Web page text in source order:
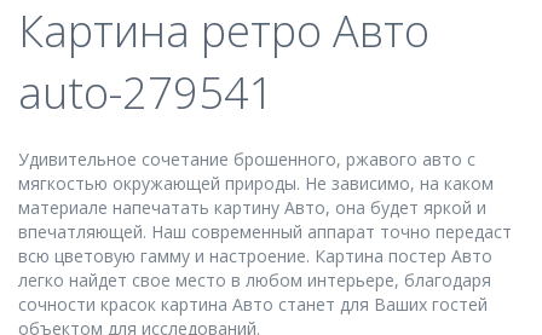
Картина ретро Авто
auto-279541
Удивительное сочетание брошенного, ржавого авто с
мягкостью окружающей природы. Не зависимо, на каком
материале напечатать картину Авто, она будет яркой и
впечатляющей. Наш современный аппарат точно передаст
всю цветовую гамму и настроение. Картина постер Авто
легко найдет свое место в любом интерьере, благодаря
сочности красок картина Авто станет для Ваших гостей
объектом для исследований.